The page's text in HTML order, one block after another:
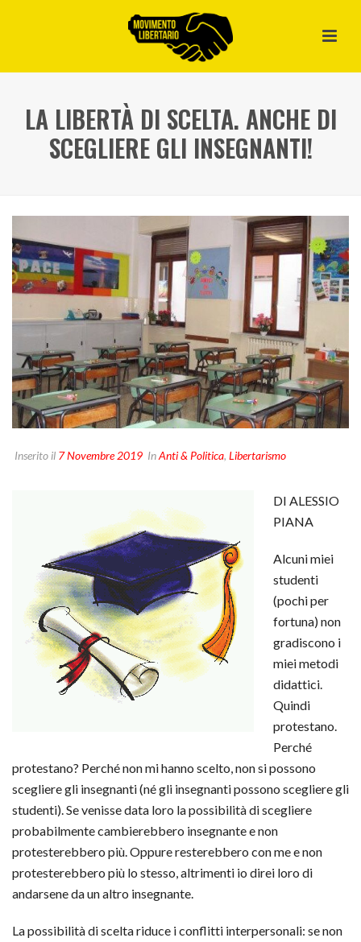
LA LIBERTÀ DI SCELTA. ANCHE DI
SCEGLIERE GLI INSEGNANTI!
Inserito il 7 Novembre 2019 InAnti & Politica, Libertarismo
DI ALESSIO
PIANA
Alcuni miei
studenti
(pochi per
fortuna) non
gradiscono i
miei metodi
didattici.
Quindi
protestano.
Perché
protestano? Perché non mi hanno scelto, non si possono
scegliere gli insegnanti (né gli insegnanti possono scegliere gli
studenti). Se venisse data loro la possibilità di scegliere
probabilmente cambierebbero insegnante e non
protesterebbero più. Oppure resterebbero con me e non
protesterebbero più lo stesso, altrimenti io direi loro di
andarsene da un altro insegnante.
La possibilità di scelta riduce i conflitti interpersonali: se non